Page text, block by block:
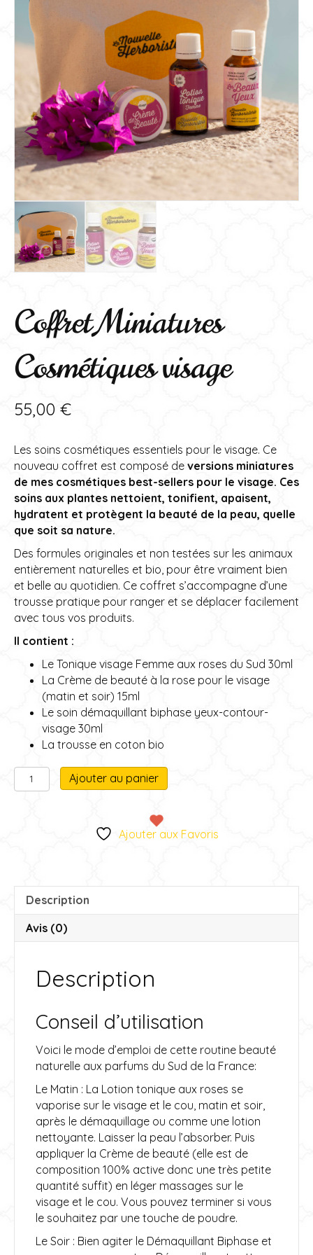
Coffret Miniatures
Cosmétiques visage
55,00 €
Les soins cosmétiques essentiels pour le visage. Ce
nouveau coffret est composé de versions miniatures
de mes cosmétiques best-sellers pour le visage. Ces
soins aux plantes nettoient, tonifient, apaisent,
hydratent et protègent la beauté de la peau, quelle
que soit sa nature.
Des formules originales et non testées sur les animaux
entièrement naturelles et bio, pour être vraiment bien
et belle au quotidien. Ce coffret s’accompagne d’une
trousse pratique pour ranger et se déplacer facilement
avec tous vos produits.
Il contient :
Le Tonique visage Femme aux roses du Sud 30ml
La Crème de beauté à la rose pour le visage
(matin et soir) 15ml
Le soin démaquillant biphase yeux-contour-
visage 30ml
La trousse en coton bio
quantité
de
Ajouter au panier
l
r
t
Ajouter aux Favoris
Description
Avis (0)
Description
Conseil d’utilisation
Voici le mode d’emploi de cette routine beauté
naturelle aux parfums du Sud de la France:
Le Matin : La Lotion tonique aux roses se
vaporise sur le visage et le cou, matin et soir,
après le démaquillage ou comme une lotion
nettoyante. Laisser la peau l’absorber. Puis
appliquer la Crème de beauté (elle est de
composition 100% active donc une très petite
quantité suffit) en léger massages sur le
visage et le cou. Vous pouvez terminer si vous
le souhaitez par une touche de poudre.
Le Soir : Bien agiter le Démaquillant Biphase et